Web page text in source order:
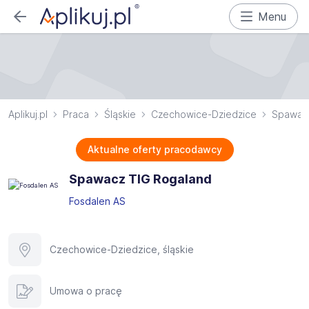
Menu
Aplikuj.pl Praca Śląskie Czechowice-Dziedzice
Aktualne oferty pracodawcy
Spawacz TIG Rogaland
Fosdalen AS
Czechowice-Dziedzice, śląskie
Umowa o pracę